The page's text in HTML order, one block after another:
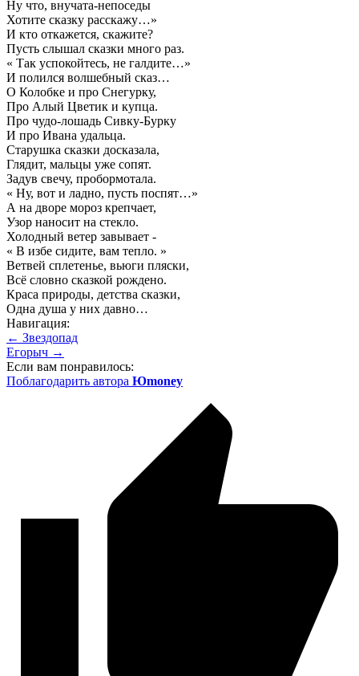
Ну что, внучата-непоседы
Хотите сказку расскажу…»
И кто откажется, скажите?
Пусть слышал сказки много раз.
« Так успокойтесь, не галдите…»
И полился волшебный сказ…
О Колобке и про Снегурку,
Про Алый Цветик и купца.
Про чудо-лошадь Сивку-Бурку
И про Ивана удальца.
Старушка сказки досказала,
Глядит, мальцы уже сопят.
Задув свечу, пробормотала.
« Ну, вот и ладно, пусть поспят…»
А на дворе мороз крепчает,
Узор наносит на стекло.
Холодный ветер завывает -
« В избе сидите, вам тепло. »
Ветвей сплетенье, вьюги пляски,
Всё словно сказкой рождено.
Краса природы, детства сказки,
Одна душа у них давно…
Навигация:
← Звездопад
Егорыч →
Если вам понравилось:
Поблагодарить автора Юmoney